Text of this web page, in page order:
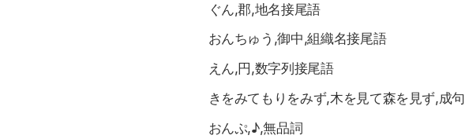
ぐん,郡,地名接尾語
おんちゅう,御中,組織名接尾語
えん,円,数字列接尾語
きをみてもりをみず,木を見て森を見ず,成句
おんぷ,♪,無品詞